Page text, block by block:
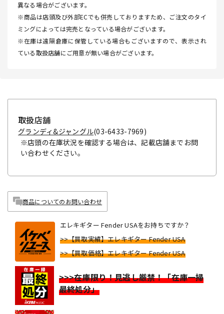
異なる場合がございます。
※商品は店頭及び外部ECでも併売しておりますため、ご注文のタイ
ミングによっては完売となっている場合がございます。
※在庫は遠隔倉庫に保管している場合もございますので、表示され
ている取扱店舗にご用意が無い場合がございます。
取扱店舗
グランディ&ジャングル(03-6433-7969)
※店頭の在庫状況を確認する場合は、記載店舗までお問
い合わせください。
商品についてのお問い合わせ
エレキギター Fender USAをお持ちですか？
>>【買取実績】エレキギター Fender USA
>>【買取価格】エレキギター Fender USA
>>>在庫限り！見逃し厳禁！「在庫一掃
最終処分」